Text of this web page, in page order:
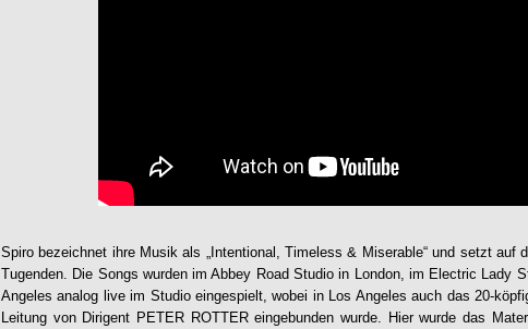
Spiro bezeichnet ihre Musik als „Intentional, Timeless & Miserable“ und setzt
Tugenden. Die Songs wurden im Abbey Road Studio in London, im Electric Lady
Angeles analog live im Studio eingespielt, wobei in Los Angeles auch das 20-
Leitung von Dirigent PETER ROTTER eingebunden wurde. Hier wurde das